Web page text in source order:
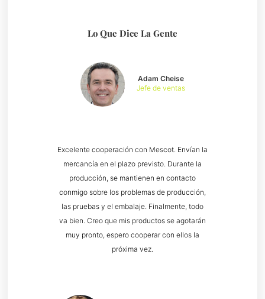
Lo Que Dice La Gente
Excelente cooperación con Mescot. Envían la
mercancía en el plazo previsto. Durante la
producción, se mantienen en contacto
conmigo sobre los problemas de producción,
las pruebas y el embalaje. Finalmente, todo
va bien. Creo que mis productos se agotarán
muy pronto, espero cooperar con ellos la
próxima vez.
Adam Cheise
Jefe de ventas